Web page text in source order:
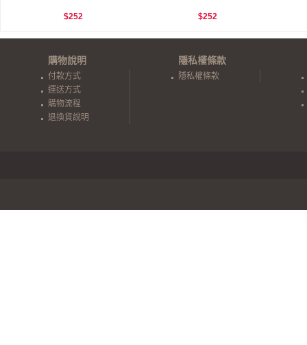
$252 $252
購物說明
付款方式
運送方式
購物流程
退換貨說明
隱私權條款
隱私權條款